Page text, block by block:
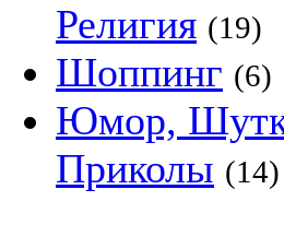
Религия (19)
Шоппинг (6)
Юмор,
Приколы (14)